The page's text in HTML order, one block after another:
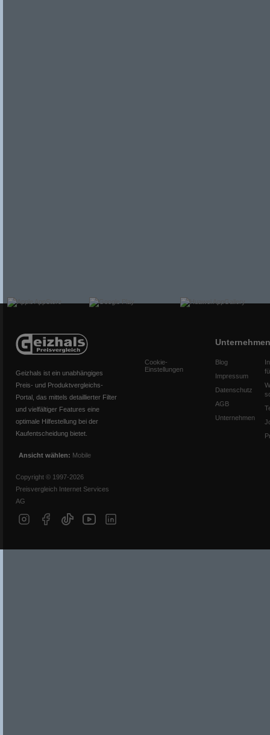
Geizhals ist ein unabhängiges
Preis- und Produktvergleichs-
Portal, das mittels detaillierter Filter
und vielfältiger Features eine
optimale Hilfestellung bei der
Kaufentscheidung bietet.
Ansicht wählen: Mobile
Copyright © 1997-2026
Preisvergleich Internet Services
AG
Cookie-
Einstellungen
Unternehmen
Blog
Impressum
Datenschutz
AGB
Unternehmen